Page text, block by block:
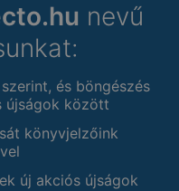
nevű
és böngészés
újságok között
könyvjelzőink
új akciós újságok